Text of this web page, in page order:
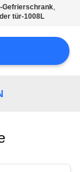
Gefrierschrank,
tür-1008L